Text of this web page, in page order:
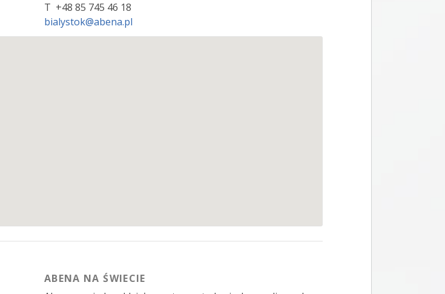
T +48 85 745 46 18
bialystok@abena.pl
ABENA NA ŚWIECIE